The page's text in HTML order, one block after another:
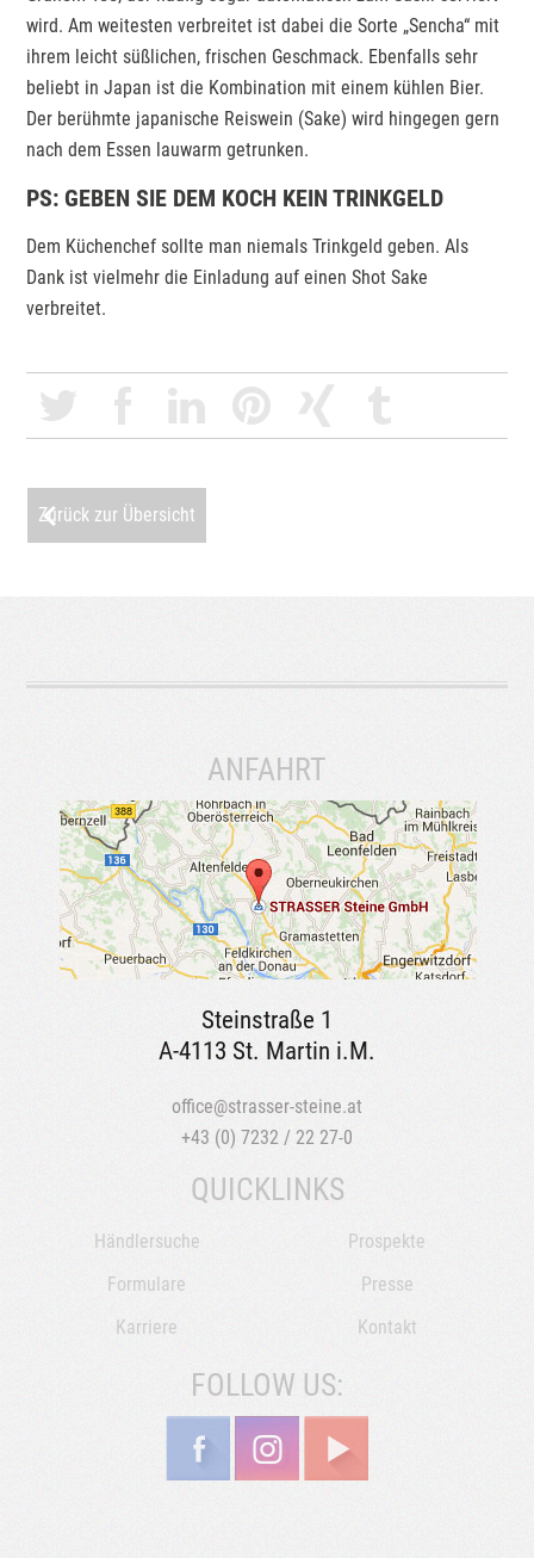
wird. Am weitesten verbreitet ist dabei die Sorte „Sencha“ mit
ihrem leicht süßlichen, frischen Geschmack. Ebenfalls sehr
beliebt in Japan ist die Kombination mit einem kühlen Bier.
Der berühmte japanische Reiswein (Sake) wird hingegen gern
nach dem Essen lauwarm getrunken.
PS: GEBEN SIE DEM KOCH KEIN TRINKGELD
Dem Küchenchef sollte man niemals Trinkgeld geben. Als
Dank ist vielmehr die Einladung auf einen Shot Sake
verbreitet.
Zurück zur Übersicht
ANFAHRT
Steinstraße 1
A-4113 St. Martin i.M.
office@strasser-steine.at
+43 (0) 7232 / 22 27-0
QUICKLINKS
Händlersuche
Prospekte
Formulare
Presse
Karriere
Kontakt
FOLLOW US: